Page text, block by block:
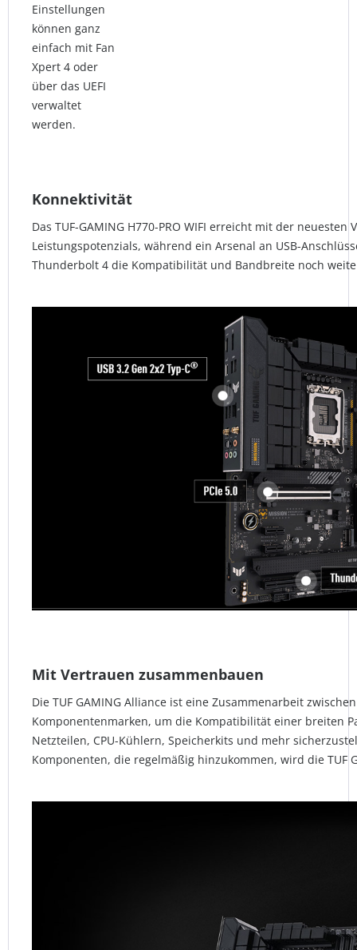
Einstellungen
können ganz
einfach mit Fan
Xpert 4 oder
über das UEFI
verwaltet
werden.
Konnektivität
Das TUF-GAMING H770-PRO WIFI erreicht mit der neuesten
Leistungspotenzials, während ein Arsenal an USB-
Thunderbolt 4 die Kompatibilität und Bandbreite noch
Mit Vertrauen zusammenbauen
Die TUF GAMING Alliance ist eine Zusammenarbeit
Komponentenmarken, um die Kompatibilität einer breiten
Netzteilen, CPU-Kühlern, Speicherkits und mehr
Komponenten, die regelmäßig hinzukommen, wird die TUF